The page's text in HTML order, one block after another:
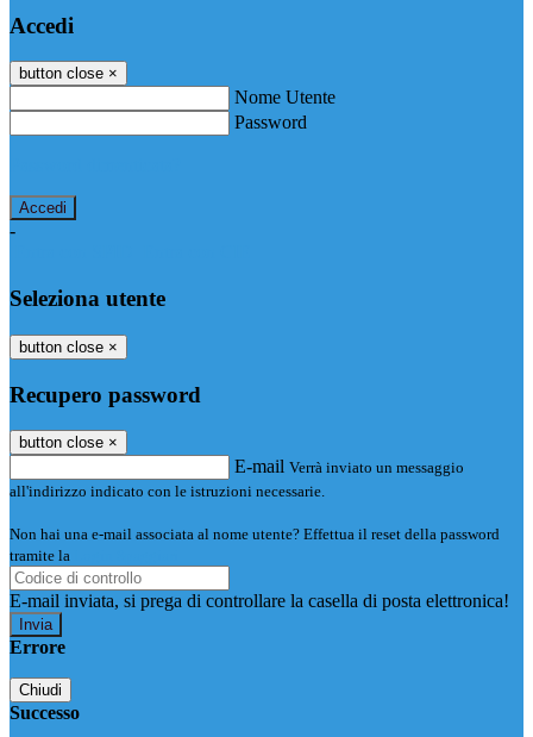
Accedi
button close ×
Nome Utente
Password
-
Seleziona utente
button close ×
Recupero password
button close ×
E-mail Verrà inviato un messaggio
all'indirizzo indicato con le istruzioni necessarie.
Non hai una e-mail associata al nome utente? Effettua il reset della password
tramite la
E-mail inviata, si prega di controllare la casella di posta elettronica!
Errore
Chiudi
Successo